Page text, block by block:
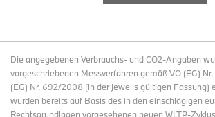
Die angegebenen Verbrauchs- und CO2-Angaben
vorgeschriebenen Messverfahren gemäß VO (EG)
(EG) Nr. 692/2008 (in der jeweils gültigen Fassung)
wurden bereits auf Basis des in den einschlägigen
Rechtsgrundlagen vorgesehenen neuen WLTP-